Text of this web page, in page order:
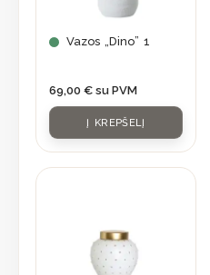
Vazos „Dino” 1
69,00 € su PVM
Į KREPŠELĮ